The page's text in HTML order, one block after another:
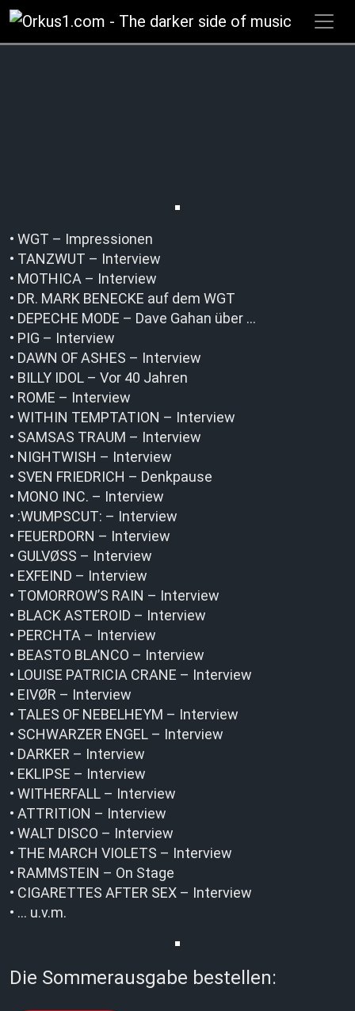
Zum
Inhalt
springen
• WGT – Impressionen
• TANZWUT – Interview
• MOTHICA – Interview
• DR. MARK BENECKE auf dem WGT
• DEPECHE MODE – Dave Gahan über …
• PIG – Interview
• DAWN OF ASHES – Interview
• BILLY IDOL – Vor 40 Jahren
• ROME – Interview
• WITHIN TEMPTATION – Interview
• SAMSAS TRAUM – Interview
• NIGHTWISH – Interview
• SVEN FRIEDRICH – Denkpause
• MONO INC. – Interview
• :WUMPSCUT: – Interview
• FEUERDORN – Interview
• GULVØSS – Interview
• EXFEIND – Interview
• TOMORROW’S RAIN – Interview
• BLACK ASTEROID – Interview
• PERCHTA – Interview
• BEASTO BLANCO – Interview
• LOUISE PATRICIA CRANE – Interview
• EIVØR – Interview
• TALES OF NEBELHEYM – Interview
• SCHWARZER ENGEL – Interview
• DARKER – Interview
• EKLIPSE – Interview
• WITHERFALL – Interview
• ATTRITION – Interview
• WALT DISCO – Interview
• THE MARCH VIOLETS – Interview
• RAMMSTEIN – On Stage
• CIGARETTES AFTER SEX – Interview
• … u.v.m.
Die Sommerausgabe bestellen: